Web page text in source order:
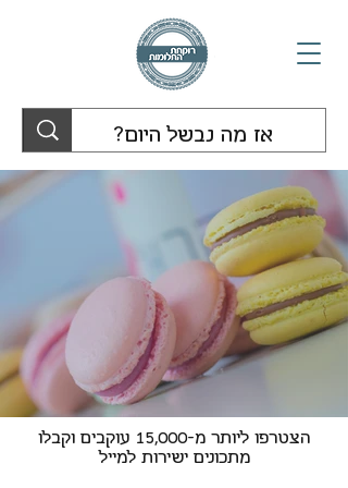
הצטרפו ליותר מ-15,000 עוקבים וקבלו
מתכונים ישירות למייל